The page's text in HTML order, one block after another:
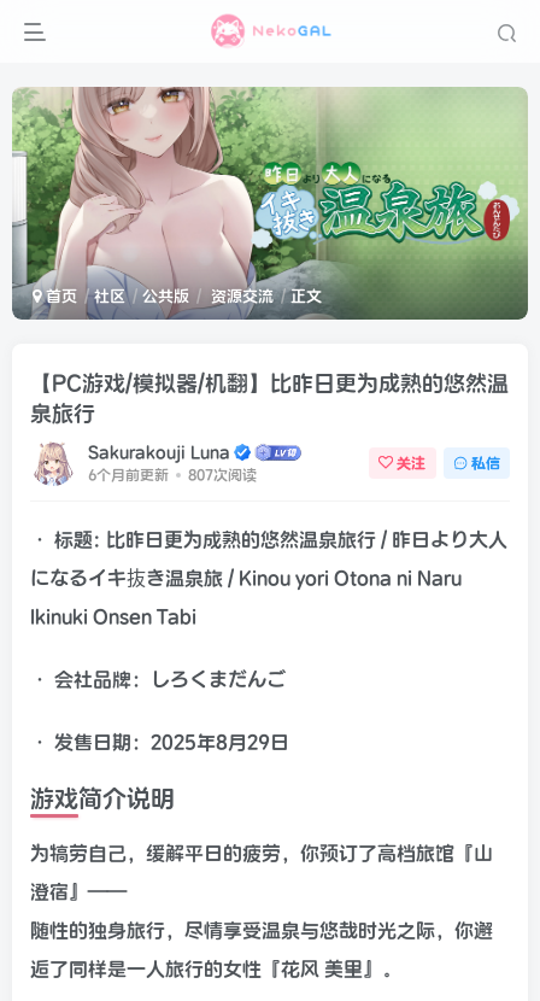
首页 社区 公共版 资源交流 正文
【PC游戏/模拟器/机翻】比昨日更为成熟的悠然温
泉旅行
Sakurakouji Luna
6个月前更新 807次阅读
关注 私信
• 标题: 比昨日更为成熟的悠然温泉旅行 / 昨日より大人
になるイキ抜き温泉旅 / Kinou yori Otona ni Naru
Ikinuki Onsen Tabi
• 会社品牌：しろくまだんご
• 发售日期：2025年8月29日
游戏简介说明
为犒劳自己，缓解平日的疲劳，你预订了高档旅馆『山
澄宿』——
随性的独身旅行，尽情享受温泉与悠哉时光之际，你邂
逅了同样是一人旅行的女性『花风 美里』。